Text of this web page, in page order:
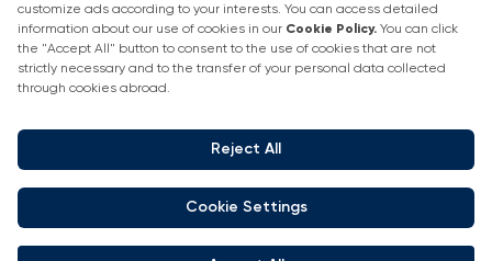
+90 212 266 7010
info.turkey@icaevents.com.tr
社交网络